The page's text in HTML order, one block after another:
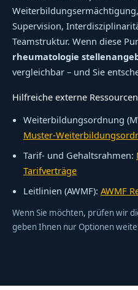
Supervision,
Teamstruktur. Wenn diese
rheumatologie
vergleichbar – und Sie
Hilfreiche externe Ressourcen
Weiterbildungsordnung
Muster-
Tarif- und Gehaltsrahmen:
Tarifverträge
Leitlinien (AWMF): AWMF
Wenn Sie möchten, prüfen wir
geben Ihnen nur Optionen